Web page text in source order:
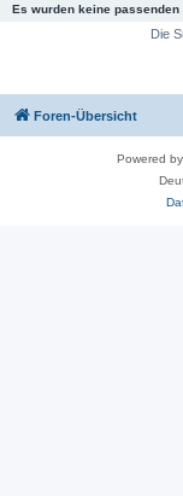
Es wurden keine passenden
Die
Foren-Übersicht
Powered by